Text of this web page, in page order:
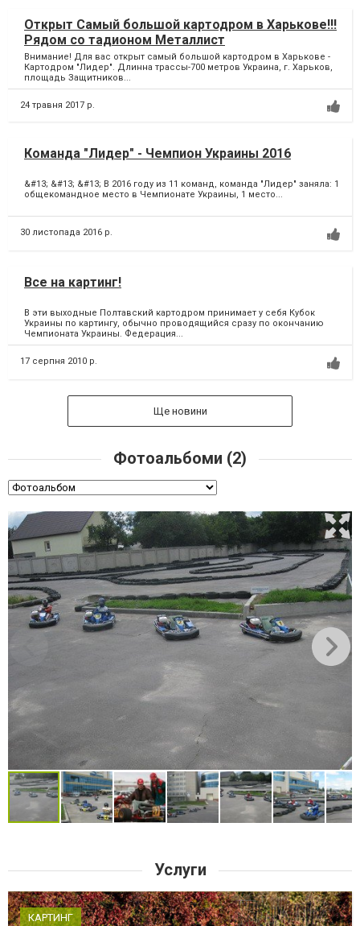
Открыт Самый большой картодром в Харькове!!!
Рядом со тадионом Металлист
Внимание! Для вас открыт самый большой картодром в Харькове -
Картодром "Лидер". Длинна трассы-700 метров Украина, г. Харьков,
площадь Защитников...
24 травня 2017 р.
Команда "Лидер" - Чемпион Украины 2016
&#13; &#13; &#13; В 2016 году из 11 команд, команда "Лидер" заняла: 1
общекомандное место в Чемпионате Украины, 1 место...
30 листопада 2016 р.
Все на картинг!
В эти выходные Полтавский картодром принимает у себя Кубок
Украины по картингу, обычно проводящийся сразу по окончанию
Чемпионата Украины. Федерация...
17 серпня 2010 р.
Ще новини
Фотоальбоми (2)
Услуги
КАРТИНГ